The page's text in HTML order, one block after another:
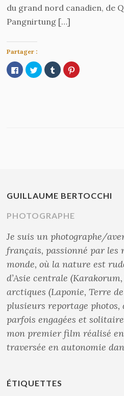
du grand nord canadien, de
Pangnirtung […]
Partager :
Cliquez
pour
partager
Cliquez
pour
partager
Cliquez
pour
partager
Cliquez
pour
GUILLAUME BERTOCCHI
PHOTOGRAPHE
Je suis un photographe/
français, passionné par les
monde, où la nature est
d’Asie centrale
arctiques (Laponie, Terre
plusieurs reportage
parfois engagées et
mon premier film réalisé
traversée en autonomie
ÉTIQUETTES